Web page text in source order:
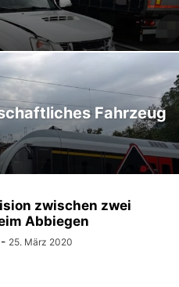
Fahrzeug
zwischen zwei
Abbiegen
- 25. März 2020